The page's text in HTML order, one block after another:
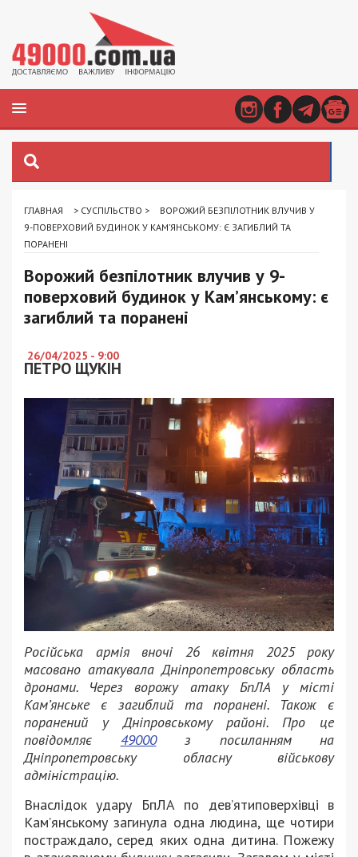
ГЛАВНАЯ > СУСПІЛЬСТВО >
ВОРОЖИЙ БЕЗПІЛОТНИК ВЛУЧИВ У
9-ПОВЕРХОВИЙ БУДИНОК У КАМ’ЯНСЬКОМУ: Є ЗАГИБЛИЙ ТА
ПОРАНЕНІ
Ворожий безпілотник влучив у 9-
поверховий будинок у Кам’янському: є
загиблий та поранені
26/04/2025 - 9:00
ПЕТРО ЩУКІН
Російська армія вночі 26 квітня 2025 року
масовано атакувала Дніпропетровську область
дронами. Через ворожу атаку БпЛА у місті
Кам’янське є загиблий та поранені. Також є
поранений у Дніпровському районі. Про це
повідомляє 49000з посиланням на
Дніпропетровську обласну військову
адміністрацію.
Внаслідок удару БпЛА по девʼятиповерхівці в
Камʼянському загинула одна людина, ще чотири
постраждало, серед яких одна дитина. Пожежу